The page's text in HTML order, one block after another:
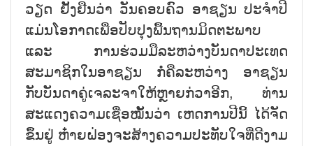
ວຽດ ຢັ້ງຢືນວ່າ ວັນຄອບຄົວ ອາຊຽນ ປະຈຳປີ
ແມ່ນໂອກາດເພື່ອປັບປຸງພື້ນຖານມິດຕະພາບ
ແລະ ການຮ່ວມມືລະຫວ່າງບັນດາປະເທດ
ສະມາຊິກໃນອາຊຽນ ກໍ່ຄືລະຫວ່າງ ອາຊຽນ
ກັບບັນດາຄູ່ເຈລະຈາໃຫ້ຫຼາຍກ່ວາອີກ, ທ່ານ
ສະແດງຄວາມເຊື່ອໝັ້ນວ່າ ເຫດການປີນີ້ ໄດ້ຈັດ
ຂຶ້ນຢູ່ ຫ໋າຍຝ່ອງຈະສ້າງຄວາມປະທັບໃຈທີ່ດີງາມ